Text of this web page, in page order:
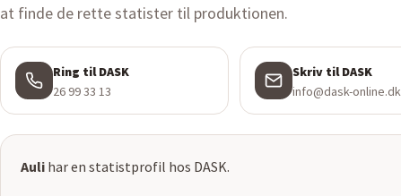
at finde de rette statister til produktionen.
Ring til DASK
26 99 33 13
Skriv til DASK
info@dask-online.dk
Auli har en statistprofil hos DASK.